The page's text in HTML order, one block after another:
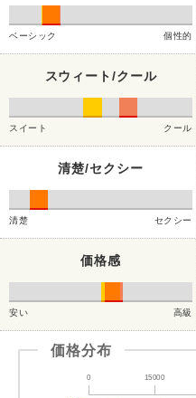
ベーシック 個性的
スウィート/クール
スイート クール
清楚/セクシー
清楚 セクシー
価格感
安い 高級
価格分布
0 15000